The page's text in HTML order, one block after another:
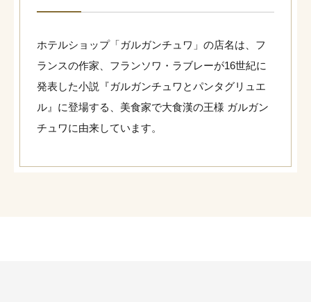
ホテルショップ「ガルガンチュワ」の店名は、フ
ランスの作家、 フランソワ・ラブレーが16世紀に
発表した小説『ガルガンチュワとパンタグリュエ
ル』に登場する、 美食家で大食漢の王様 ガルガン
チュワに由来しています。